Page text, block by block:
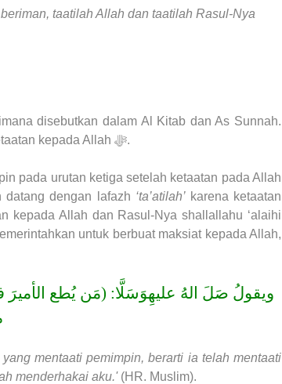
taatilah Allah dan taatilah Rasul-Nya
disebutkan dalam Al Kitab dan As Sunnah.
Ketaatan kepada Ulil Amri harus berada dalam bingkai ketaatan kepada Allah ﷻ.
pada urutan ketiga setelah ketaatan pada Allah
dengan lafazh ‘ta’atilah’karena ketaatan
kepada Allah dan Rasul-Nya shallallahu ‘alaihi
untuk berbuat maksiat kepada Allah,
ويقولُ صَلَ الهُ عليهِوَسَلَّا: (مَن يُطع
yang mentaati pemimpin, berarti ia telah mentaati
menderhakai aku.'(HR. Muslim).